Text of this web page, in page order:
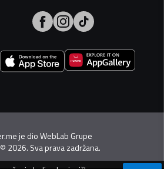
je dioWebLab Grupe
© 2026. Sva prava zadržana.